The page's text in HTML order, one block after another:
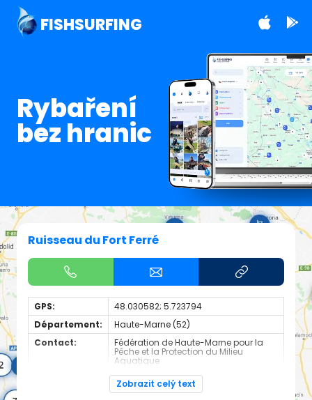
FISHSURFING
Rybaření
bez hranic
Ruisseau du Fort Ferré
GPS:
48.030582; 5.723794
Département:
Haute-Marne (52)
Contact:
Fédération de Haute-Marne pour la
Pêche et la Protection du Milieu
Aquatique
Carnassier, carpe, poisson blanc
Zobrazit celý text